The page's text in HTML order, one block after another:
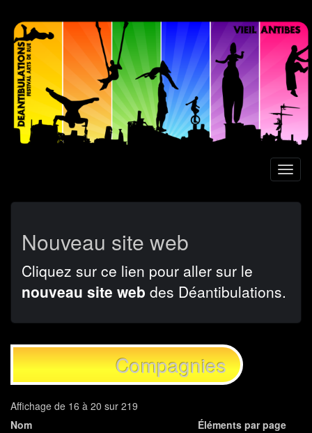
Aller
contenu
principal
Nouveau site web
Cliquez sur ce lien pour aller sur le
nouveau site web des Déantibulations.
Compagnies
Affichage de 16 à 20 sur 219
Nom
Éléments par page